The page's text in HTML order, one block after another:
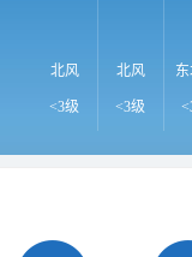
北风
<3级
北风
<3级